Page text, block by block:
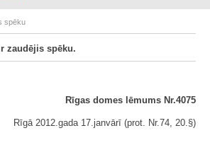
spēku
zaudējis spēku.
Rīgas domes lēmums Nr.4075
Rīgā 2012.gada 17.janvārī (prot. Nr.74, 20.§)